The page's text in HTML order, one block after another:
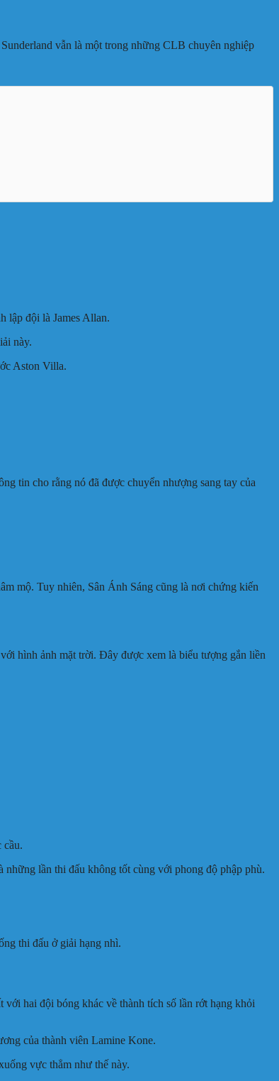
vẫn là một trong những CLB chuyên nghiệp
lập đội là James Allan.
này.
Aston Villa.
tin cho rằng nó đã được chuyển nhượng sang tay của
mộ. Tuy nhiên, Sân Ánh Sáng cũng là nơi chứng kiến
hình ảnh mặt trời. Đây được xem là biểu tượng gắn liền
cầu.
lần thi đấu không tốt cùng với phong độ phập phù.
thi đấu ở giải hạng nhì.
hai đội bóng khác về thành tích số lần rớt hạng khỏi
của thành viên Lamine Kone.
vực thẳm như thế này.